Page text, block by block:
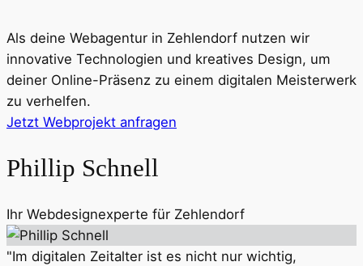
Als deine Webagentur in Zehlendorf nutzen wir
innovative Technologien und kreatives Design, um
deiner Online-Präsenz zu einem digitalen Meisterwerk
zu verhelfen.
Jetzt Webprojekt anfragen
Phillip Schnell
Ihr Webdesignexperte für Zehlendorf
"Im digitalen Zeitalter ist es nicht nur wichtig,